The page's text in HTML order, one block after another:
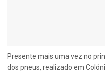
Presente mais uma vez no
dos pneus, realizado em